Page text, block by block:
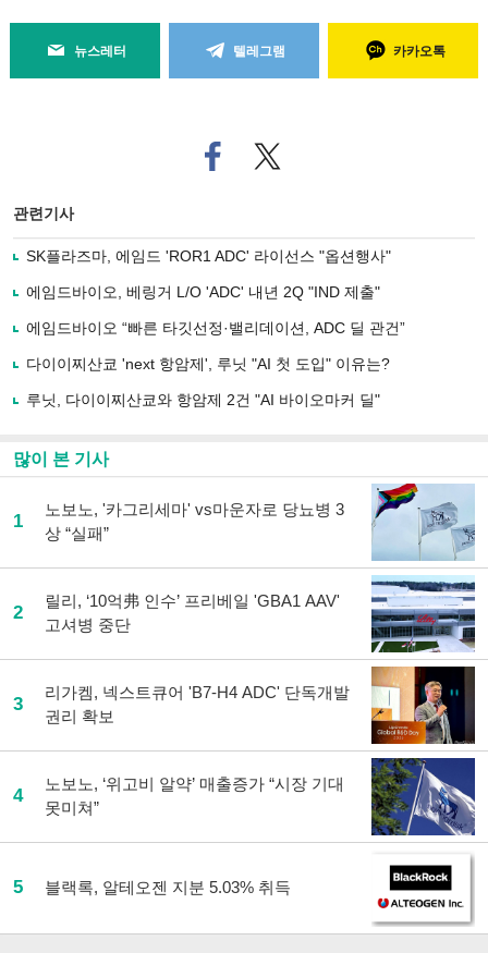
뉴스레터 텔레그램 카카오톡
페
이
로
사
유
기
트위
터로
관련기사
SK플라즈마, 에임드 'ROR1 ADC' 라이선스 "옵션행사"
에임드바이오, 베링거 L/O 'ADC' 내년 2Q "IND 제출"
에임드바이오 “빠른 타깃선정·밸리데이션, ADC 딜 관건”
다이이찌산쿄 'next 항암제', 루닛 "AI 첫 도입" 이유는?
루닛, 다이이찌산쿄와 항암제 2건 "AI 바이오마커 딜"
많이 본 기사
1
노보노, '카그리세마' vs마운자로 당뇨병 3
상 “실패”
2
릴리, ‘10억弗 인수’ 프리베일 'GBA1 AAV'
고셔병 중단
3
리가켐, 넥스트큐어 'B7-H4 ADC' 단독개발
권리 확보
4
노보노, ‘위고비 알약’ 매출증가 “시장 기대
못미쳐”
5 블랙록, 알테오젠 지분 5.03% 취득